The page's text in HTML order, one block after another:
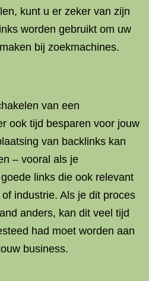
kunt u er zeker van zijn
worden gebruikt om uw
bij zoekmachines.
van een
ook tijd besparen voor jouw
van backlinks kan
– vooral als je
links die ook relevant
industrie. Als je dit proces
anders, kan dit veel tijd
had moet worden aan
business.